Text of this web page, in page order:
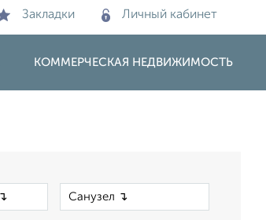
Закладки Личный кабинет
КОММЕРЧЕСКАЯ НЕДВИЖИМОСТЬ